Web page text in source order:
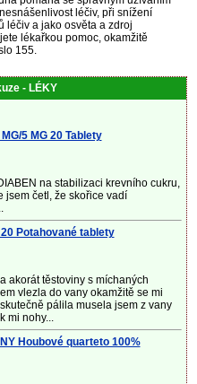
léčiv, při snížení
léčiv a jako osvěta a zdroj
lékařkou pomoc, okamžitě
155.
- LÉKY
5 MG 20 Tablety
na stabilizaci krevního cukru,
jsem četl, že skořice vadí
Potahované tablety
akorát těstoviny s míchaných
vlezla do vany okamžitě se mi
pálila musela jsem z vany
mi nohy...
Houbové quarteto 100%